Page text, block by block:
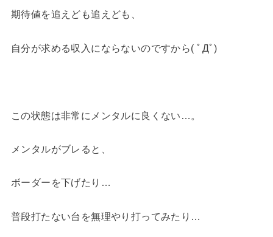
期待値を追えども追えども、
自分が求める収入にならないのですから( ﾟДﾟ)
この状態は非常にメンタルに良くない…。
メンタルがブレると、
ボーダーを下げたり…
普段打たない台を無理やり打ってみたり…